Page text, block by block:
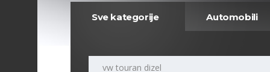
Sve kategorije Automobili